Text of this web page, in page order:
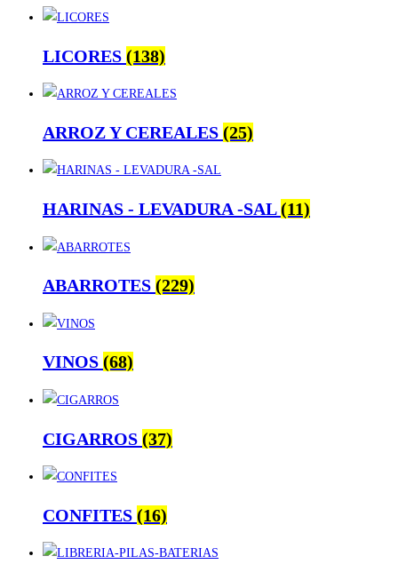
LICORES (138)
ARROZ Y CEREALES (25)
HARINAS - LEVADURA -SAL(11)
ABARROTES (229)
VINOS (68)
CIGARROS (37)
CONFITES (16)